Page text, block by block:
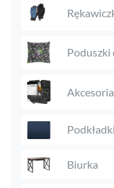
Poduszki
Biurka